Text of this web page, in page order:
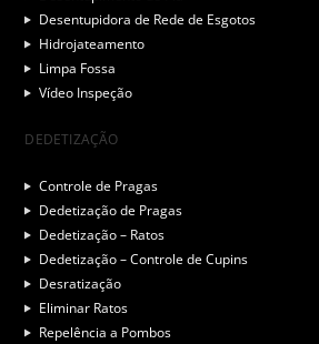
Desentupidora de Rede de Esgotos
Hidrojateamento
Limpa Fossa
Vídeo Inspeção
DEDETIZAÇÃO
Controle de Pragas
Dedetização de Pragas
Dedetização – Ratos
Dedetização – Controle de Cupins
Desratização
Eliminar Ratos
Repelência a Pombos